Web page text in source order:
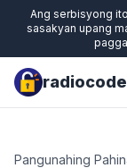
Ang serbisyong
sasakyan upang
Pangunahing